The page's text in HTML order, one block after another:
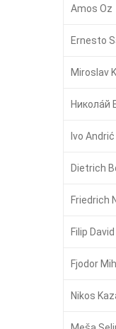
Amos Oz
Ernesto
Miroslav
Никола́й
Ivo Andrić
Dietrich
Friedrich
Filip
Fjodor
Nikos